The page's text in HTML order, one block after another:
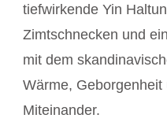
tiefwirkende Yin
Zimtschnecken und
mit dem
Wärme,
Miteinander.